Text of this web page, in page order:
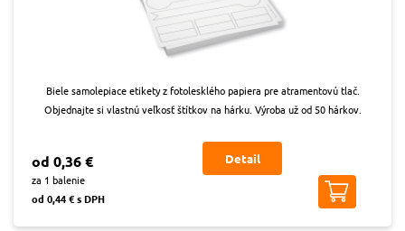
Biele samolepiace etikety z fotolesklého papiera pre atramentovú tlač.
Objednajte si vlastnú veľkosť štítkov na hárku. Výroba už od 50 hárkov.
od 0,36 €
za 1 balenie
od 0,44 € s DPH
Detail